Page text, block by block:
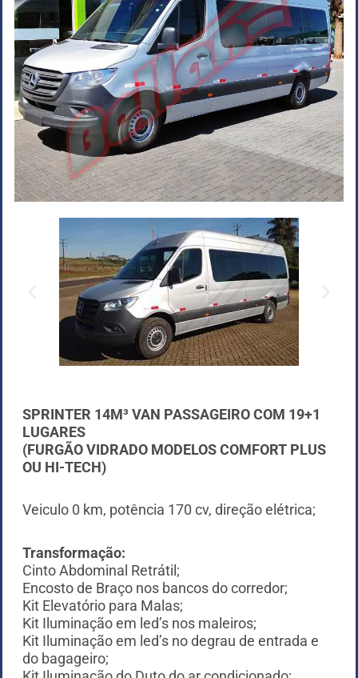
SPRINTER 14M³ VAN PASSAGEIRO COM 19+1
LUGARES
(FURGÃO VIDRADO MODELOS COMFORT PLUS
OU HI-TECH)
Veiculo 0 km, potência 170 cv, direção elétrica;
Transformação:
Cinto Abdominal Retrátil;
Encosto de Braço nos bancos do corredor;
Kit Elevatório para Malas;
Kit Iluminação em led’s nos maleiros;
Kit Iluminação em led’s no degrau de entrada e
do bagageiro;